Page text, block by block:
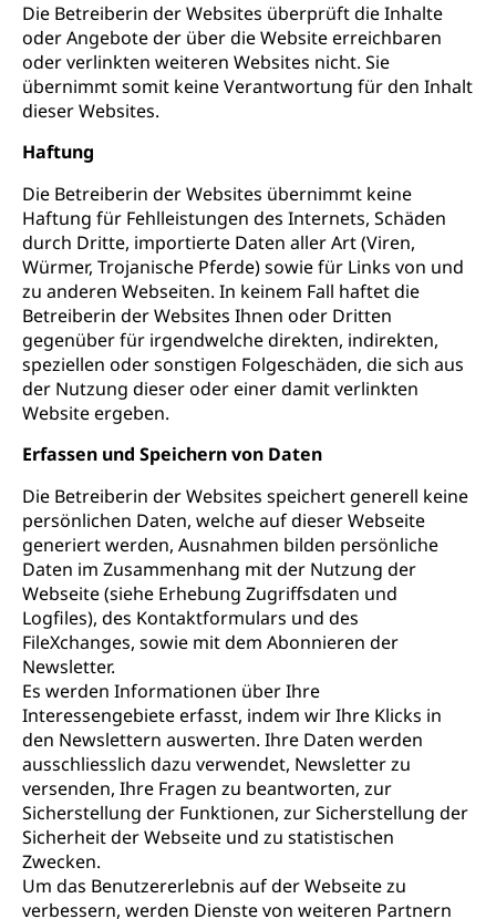
Die Betreiberin der Websites überprüft die Inhalte
oder Angebote der über die Website erreichbaren
oder verlinkten weiteren Websites nicht. Sie
übernimmt somit keine Verantwortung für den Inhalt
dieser Websites.
Haftung
Die Betreiberin der Websites übernimmt keine
Haftung für Fehlleistungen des Internets, Schäden
durch Dritte, importierte Daten aller Art (Viren,
Würmer, Trojanische Pferde) sowie für Links von und
zu anderen Webseiten. In keinem Fall haftet die
Betreiberin der Websites Ihnen oder Dritten
gegenüber für irgendwelche direkten, indirekten,
speziellen oder sonstigen Folgeschäden, die sich aus
der Nutzung dieser oder einer damit verlinkten
Website ergeben.
Erfassen und Speichern von Daten
Die Betreiberin der Websites speichert generell keine
persönlichen Daten, welche auf dieser Webseite
generiert werden, Ausnahmen bilden persönliche
Daten im Zusammenhang mit der Nutzung der
Webseite (siehe Erhebung Zugriffsdaten und
Logfiles), des Kontaktformulars und des
FileXchanges, sowie mit dem Abonnieren der
Newsletter.
Es werden Informationen über Ihre
Interessengebiete erfasst, indem wir Ihre Klicks in
den Newslettern auswerten. Ihre Daten werden
ausschliesslich dazu verwendet, Newsletter zu
versenden, Ihre Fragen zu beantworten, zur
Sicherstellung der Funktionen, zur Sicherstellung der
Sicherheit der Webseite und zu statistischen
Zwecken.
Um das Benutzererlebnis auf der Webseite zu
verbessern, werden Dienste von weiteren Partnern